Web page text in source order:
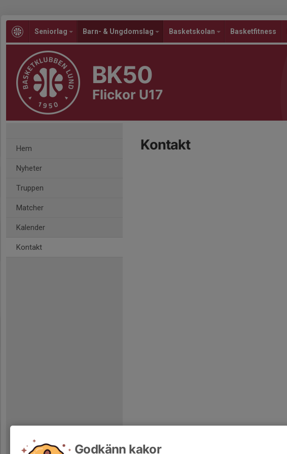
Seniorlag Barn- & Ungdomslag Basketskolan Basketfitness
BK50
Flickor U17
Hem
Nyheter
Truppen
Matcher
Kalender
Kontakt
Kontakt
Godkänn kakor